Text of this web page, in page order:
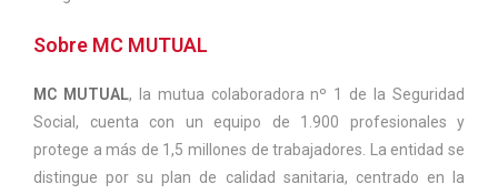
Sobre MC MUTUAL
MC MUTUAL, la mutua colaboradora nº 1 de la Seguridad
Social, cuenta con un equipo de 1.900 profesionales y
protege a más de 1,5 millones de trabajadores. La entidad se
distingue por su plan de calidad sanitaria, centrado en la